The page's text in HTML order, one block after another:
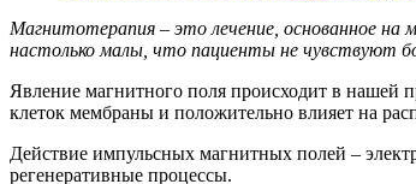
Магнитотерапия – это лечение, основанное на
настолько малы, что пациенты не чувствуют
Явление магнитного поля происходит в нашей
клеток мембраны и положительно влияет на
Действие импульсных магнитных полей –
регенеративные процессы.